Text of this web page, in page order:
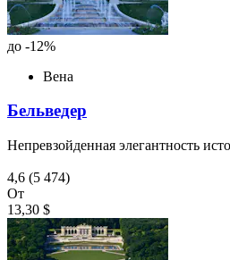
до -12%
Вена
Бельведер
Непревзойденная элегантность
4,6 (5 474)
От
13,30 $